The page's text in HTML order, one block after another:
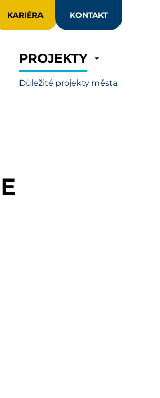
KARIÉRA KONTAKT
PROJEKTY
Důležité projekty města